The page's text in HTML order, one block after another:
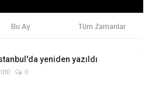
Bu Ay Tüm Zamanlar
yeniden yazıldı
0